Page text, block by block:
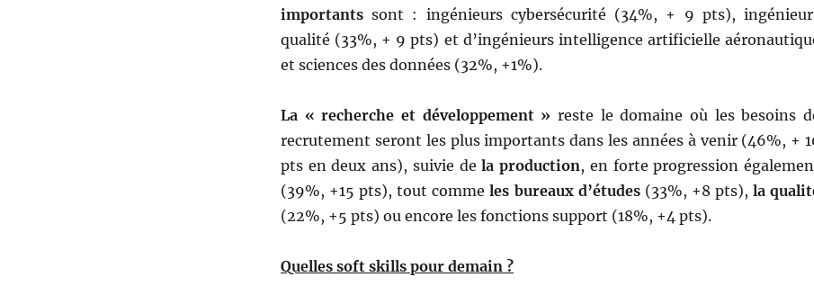
importants sont : ingénieurs cybersécurité (34%, + 9 pts),
qualité (33%, + 9 pts) et d’ingénieurs intelligence artificielle
et sciences des données (32%, +1%).
La « recherche et développement » reste le domaine où les besoins
recrutement seront les plus importants dans les années à venir (46%, +
pts en deux ans), suivie dela production, en forte progression
(39%, +15 pts), tout commeles bureaux d’études(33%, +8 pts), la
(22%, +5 pts) ou encore les fonctions support (18%, +4 pts).
Quelles soft skills pour demain ?